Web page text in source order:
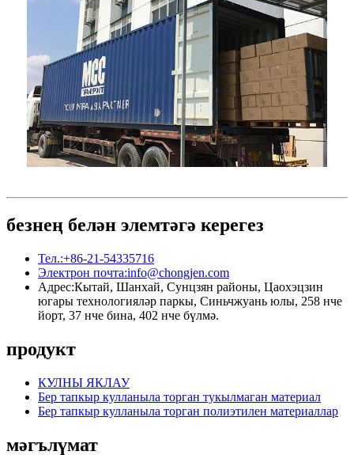
безнең белән элемтәгә керегез
Тел.:+86-21-54335716
Электрон почта:info@chongjen.com
Адрес:Кытай, Шанхай, Сунцзян районы, Цаохэцзин
югары технологияләр паркы, Синьчжуань юлы, 258 нче
йорт, 37 нче бина, 402 нче бүлмә.
продукт
КУЛНЫ ЯКЛАУ
Бер тапкыр кулланыла торган тукылмаган материал
Бер тапкыр кулланыла торган полиэтилен материаллар
мәгълүмат